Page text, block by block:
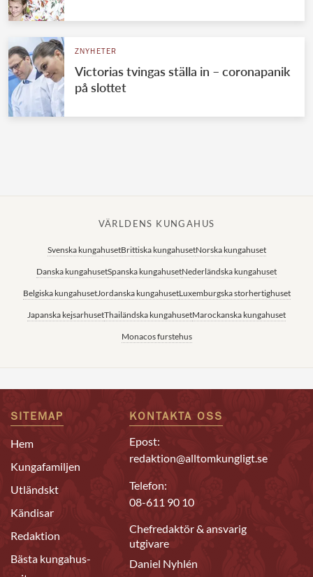
ZNYHETER
Victorias tvingas ställa in – coronapanik
på slottet
VÄRLDENS KUNGAHUS
Svenska kungahusetBrittiska kungahusetNorska kungahuset
Danska kungahusetSpanska kungahusetNederländska kungahuset
Belgiska kungahusetJordanska kungahusetLuxemburgska storhertighuset
Japanska kejsarhusetThailändska kungahusetMarockanska kungahuset
Monacos furstehus
SITEMAP
Hem
Kungafamiljen
Utländskt
Kändisar
Redaktion
Bästa kungahus-
KONTAKTA OSS
Epost:
redaktion@alltomkungligt.se
Telefon:
08-611 90 10
Chefredaktör & ansvarig
utgivare
Daniel Nyhlén